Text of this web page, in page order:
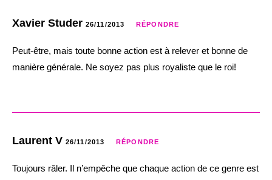
Xavier Studer 26/11/2013 RÉPONDRE
Peut-être, mais toute bonne action est à relever et bonne de
manière générale. Ne soyez pas plus royaliste que le roi!
Laurent V 26/11/2013 RÉPONDRE
Toujours râler. Il n’empêche que chaque action de ce genre est